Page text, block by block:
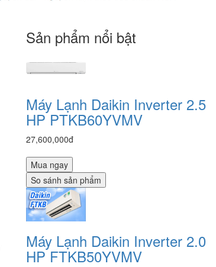
Sản phẩm nổi bật
Máy Lạnh Daikin Inverter 2.5
HP PTKB60YVMV
27,600,000đ
Mua ngay
So sánh sản phẩm
Máy Lạnh Daikin Inverter 2.0
HP FTKB50YVMV